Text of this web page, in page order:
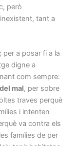
però
tant a
per a posar fi a la
digne a
com sempre:
mal, per sobre
traves perquè
i intenten
va contra els
famílies de per